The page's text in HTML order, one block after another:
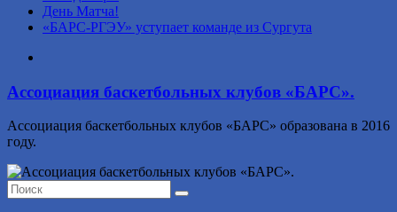
День Матча!
«БАРС-РГЭУ» уступает команде из Сургута
Ассоциация баскетбольных клубов «БАРС».
Ассоциация баскетбольных клубов «БАРС» образована в 2016
году.